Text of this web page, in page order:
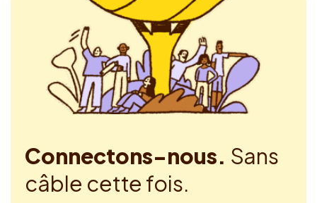
Connectons-nous. Sans
câble cette fois.